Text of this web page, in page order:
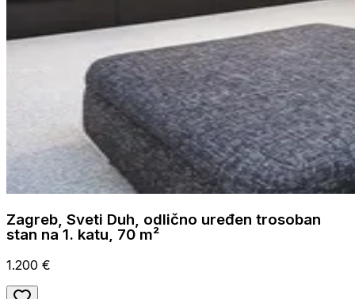
Zagreb, Sveti Duh, odlično uređen trosoban
stan na 1. katu, 70 m²
1.200 €